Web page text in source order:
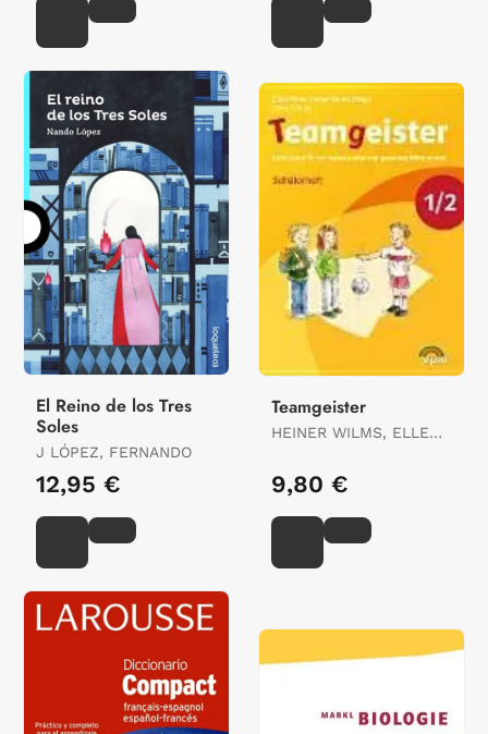
El Reino de los Tres
Soles
J LÓPEZ, FERNANDO
12,95 €
Teamgeister
HEINER WILMS, ELLEN
SCHULTE
9,80 €